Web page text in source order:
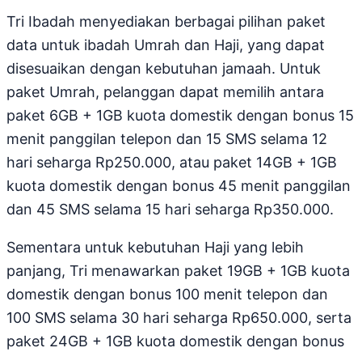
Tri Ibadah menyediakan berbagai pilihan paket
data untuk ibadah Umrah dan Haji, yang dapat
disesuaikan dengan kebutuhan jamaah. Untuk
paket Umrah, pelanggan dapat memilih antara
paket 6GB + 1GB kuota domestik dengan bonus 15
menit panggilan telepon dan 15 SMS selama 12
hari seharga Rp250.000, atau paket 14GB + 1GB
kuota domestik dengan bonus 45 menit panggilan
dan 45 SMS selama 15 hari seharga Rp350.000.
Sementara untuk kebutuhan Haji yang lebih
panjang, Tri menawarkan paket 19GB + 1GB kuota
domestik dengan bonus 100 menit telepon dan
100 SMS selama 30 hari seharga Rp650.000, serta
paket 24GB + 1GB kuota domestik dengan bonus